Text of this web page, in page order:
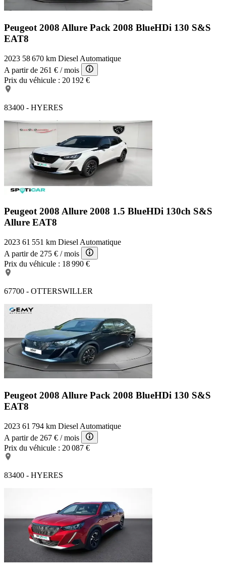
Peugeot 2008 Allure Pack 2008 BlueHDi 130 S&S
EAT8
2023 58 670 km Diesel Automatique
A partir de 261 € / mois
Prix du véhicule : 20 192 €
83400 - HYERES
Peugeot 2008 Allure 2008 1.5 BlueHDi 130ch S&S
Allure EAT8
2023 61 551 km Diesel Automatique
A partir de 275 € / mois
Prix du véhicule : 18 990 €
67700 - OTTERSWILLER
Peugeot 2008 Allure Pack 2008 BlueHDi 130 S&S
EAT8
2023 61 794 km Diesel Automatique
A partir de 267 € / mois
Prix du véhicule : 20 087 €
83400 - HYERES